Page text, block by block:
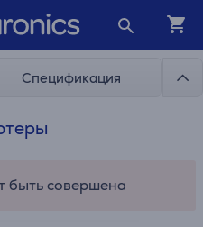
Спецификация
быть совершена